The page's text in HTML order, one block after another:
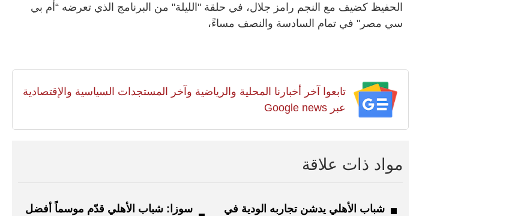
الحفيظ كضيف مع النجم رامز جلال، في حلقة "الليلة" من البرنامج الذي تعرضه “أم بي
سي مصر" في تمام السادسة والنصف مساءً،
تابعوا آخر أخبارنا المحلية والرياضية وآخر المستجدات السياسية والإقتصادية
عبر Google news
مواد ذات علاقة
شباب الأهلي يدشن تجاربه الودية في
سوزا: شباب الأهلي قدّم موسماً أفضل